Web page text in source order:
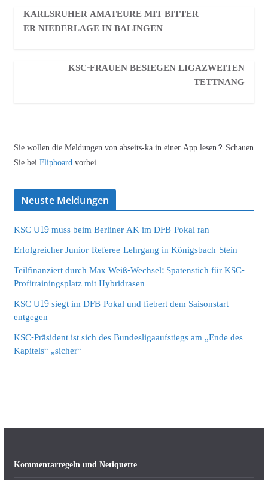
KARLSRUHER AMATEURE MIT BITTER
ER NIEDERLAGE IN BALINGEN
KSC-FRAUEN BESIEGEN LIGAZWEITEN
TETTNANG
Sie wollen die Meldungen von abseits-ka in einer App lesen? Schauen
Sie beiFlipboardvorbei
Neuste Meldungen
KSC U19 muss beim Berliner AK im DFB-Pokal ran
Erfolgreicher Junior-Referee-Lehrgang in Königsbach-Stein
Teilfinanziert durch Max Weiß-Wechsel: Spatenstich für KSC-
Profitrainingsplatz mit Hybridrasen
KSC U19 siegt im DFB-Pokal und fiebert dem Saisonstart
entgegen
KSC-Präsident ist sich des Bundesligaaufstiegs am „Ende des
Kapitels“ „sicher“
Kommentarregeln und Netiquette